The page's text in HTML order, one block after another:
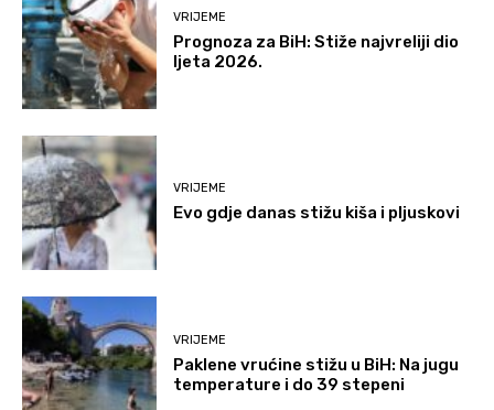
VRIJEME
Prognoza za BiH: Stiže najvreliji dio
ljeta 2026.
VRIJEME
Evo gdje danas stižu kiša i pljuskovi
VRIJEME
Paklene vrućine stižu u BiH: Na jugu
temperature i do 39 stepeni